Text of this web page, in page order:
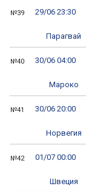
№39 29/06 23:30
Парагвай
№40 30/06 04:00
Мароко
№41 30/06 20:00
Норвегия
№42 01/07 00:00
Швеция